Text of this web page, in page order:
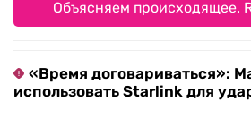
Объясняем происходящее.
«Время договариваться»:
использовать Starlink для